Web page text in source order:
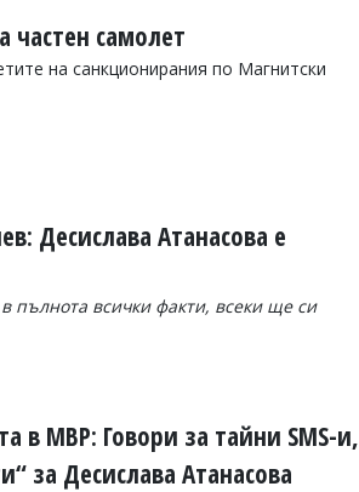
самолет
на санкционирания по Магнитски
Десислава Атанасова е
всички факти, всеки ще си
в МВР: Говори за тайни SMS-и,
за Десислава Атанасова